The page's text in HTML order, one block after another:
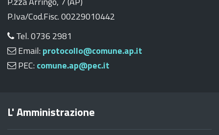
P.Iva/Cod.Fisc. 00229010442
Tel. 0736 2981
Email: protocollo@comune.ap.it
PEC: comune.ap@pec.it
L' Amministrazione